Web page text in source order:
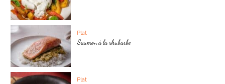
Plat
Saumon à la rhubarbe
Plat